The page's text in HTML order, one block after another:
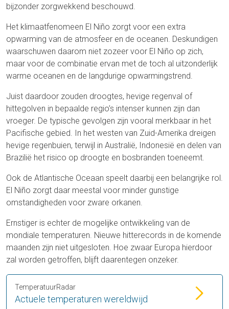
bijzonder zorgwekkend beschouwd.
Het klimaatfenomeen El Niño zorgt voor een extra
opwarming van de atmosfeer en de oceanen. Deskundigen
waarschuwen daarom niet zozeer voor El Niño op zich,
maar voor de combinatie ervan met de toch al uitzonderlijk
warme oceanen en de langdurige opwarmingstrend.
Juist daardoor zouden droogtes, hevige regenval of
hittegolven in bepaalde regio’s intenser kunnen zijn dan
vroeger. De typische gevolgen zijn vooral merkbaar in het
Pacifische gebied. In het westen van Zuid-Amerika dreigen
hevige regenbuien, terwijl in Australië, Indonesië en delen van
Brazilië het risico op droogte en bosbranden toeneemt.
Ook de Atlantische Oceaan speelt daarbij een belangrijke rol.
El Niño zorgt daar meestal voor minder gunstige
omstandigheden voor zware orkanen.
Ernstiger is echter de mogelijke ontwikkeling van de
mondiale temperaturen. Nieuwe hitterecords in de komende
maanden zijn niet uitgesloten. Hoe zwaar Europa hierdoor
zal worden getroffen, blijft daarentegen onzeker.
Actuele temperaturen wereldwijd
TemperatuurRadar